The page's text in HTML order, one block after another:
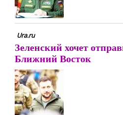
Ura.ru
Зеленский хочет
Ближний Восток